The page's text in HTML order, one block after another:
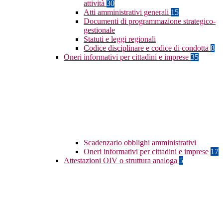
attività 30
Atti amministrativi generali 15
Documenti di programmazione strategico-
gestionale
Statuti e leggi regionali
Codice disciplinare e codice di condotta 8
Oneri informativi per cittadini e imprese 35
Scadenzario obblighi amministrativi
Oneri informativi per cittadini e imprese 17
Attestazioni OIV o struttura analoga 5